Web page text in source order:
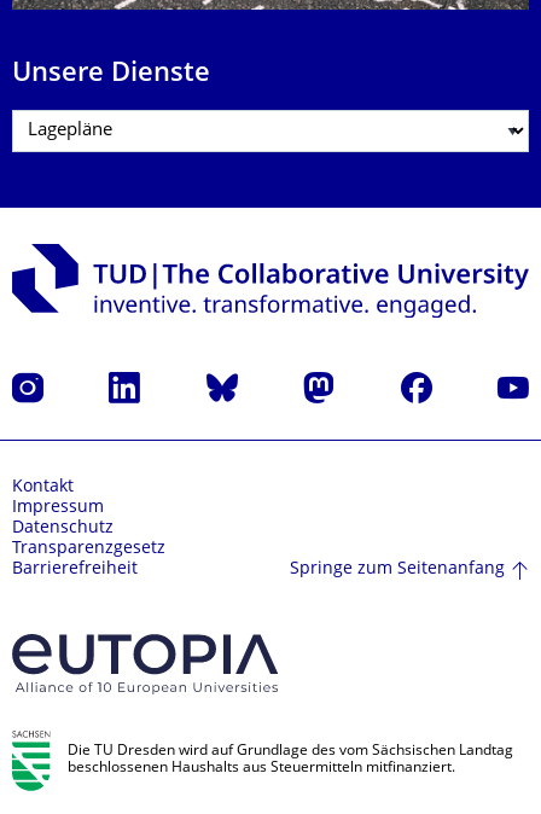
Unsere Dienste
Instagram LinkedIn Bluesky Mastodon Facebook
Kontakt
Impressum
Datenschutz
Transparenzgesetz
Barrierefreiheit
Springe zum Seitenanfang
Die TU Dresden wird auf Grundlage des vom Sächsischen Landtag
beschlossenen Haushalts aus Steuermitteln mitfinanziert.